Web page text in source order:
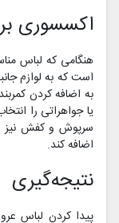
اکسسوری
هنگامی که لباس
است که به لوازم
به اضافه کردن
یا جواهراتی را
سرپوش و کفش نیز
اضافه کند.
نتیجه‌گیری
پیدا کردن لباس